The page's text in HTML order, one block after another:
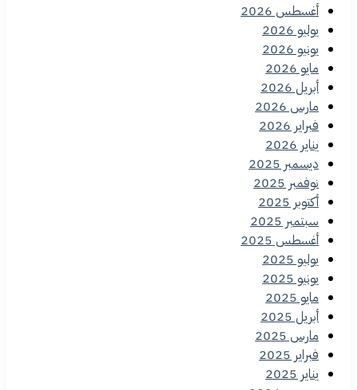
أغسطس 2026
يوليو 2026
يونيو 2026
مايو 2026
أبريل 2026
مارس 2026
فبراير 2026
يناير 2026
ديسمبر 2025
نوفمبر 2025
أكتوبر 2025
سبتمبر 2025
أغسطس 2025
يوليو 2025
يونيو 2025
مايو 2025
أبريل 2025
مارس 2025
فبراير 2025
يناير 2025